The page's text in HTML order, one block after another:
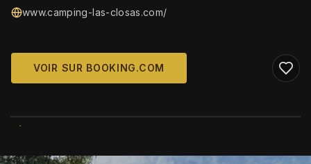
www.camping-las-closas.com/
VOIR SUR BOOKING.COM